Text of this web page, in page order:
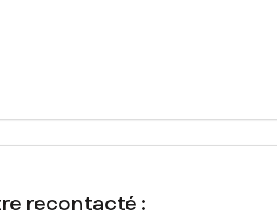
lumineuse et agréable à vivre.
viabilisé, mais tous les réseaux nécessaires
recontacté :